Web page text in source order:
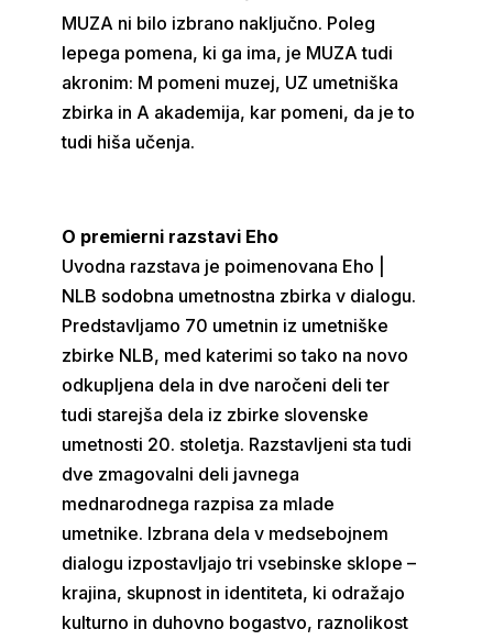
MUZA ni bilo izbrano naključno. Poleg
lepega pomena, ki ga ima, je MUZA tudi
akronim: M pomeni muzej, UZ umetniška
zbirka in A akademija, kar pomeni, da je to
tudi hiša učenja.
O premierni razstavi Eho
Uvodna razstava je poimenovana Eho |
NLB sodobna umetnostna zbirka v dialogu.
Predstavljamo 70 umetnin iz umetniške
zbirke NLB, med katerimi so tako na novo
odkupljena dela in dve naročeni deli ter
tudi starejša dela iz zbirke slovenske
umetnosti 20. stoletja. Razstavljeni sta tudi
dve zmagovalni deli javnega
mednarodnega razpisa za mlade
umetnike. Izbrana dela v medsebojnem
dialogu izpostavljajo tri vsebinske sklope –
krajina, skupnost in identiteta, ki odražajo
kulturno in duhovno bogastvo, raznolikost